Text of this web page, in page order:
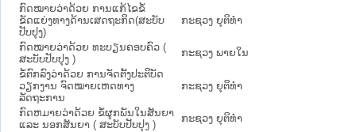
ກົດໝາຍວ່າດ້ວຍ ການແກ້ໄຂຂໍ້
ຂັດແຍ່ງທາງດ້ານເສດຖະກິດ(ສະບັບ
ປັບປຸງ)
ກະຊວງ ຍຸຕິທໍາ
ກົດ​ໝາຍວ່າ​ດ້ວຍ ທະບຽນຄອບຄົວ (
ສະ​ບັບ​ປັບ​ປຸງ )
ກະຊວງ ພາຍໃນ
ຂໍ້​ຕົກ​ລົງວ່າ​ດ້ວຍ ການຈັດຕັ້ງປະຕິບັດ
ວຽກງານ ຈົດໝາຍເຫດທາງ
ລັດຖະການ
ກະຊວງ ຍຸຕິທໍາ
ກົດຫມາຍວ່າດ້ວຍ ຂໍ້ຜູກພັນໃນສັນຍາ
ແລະ ນອກສັນຍາ ( ສະບັບປັບປຸງ )
ກະຊວງ ຍຸຕິທໍາ